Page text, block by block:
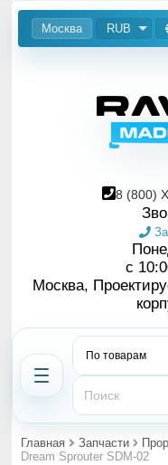
Москва RUB
8 (800)
с
Москва,
Главная Запчасти
Dream Sprouter SDM-02